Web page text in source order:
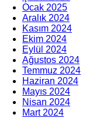
Ocak 2025
Aralık 2024
Kasım 2024
Ekim 2024
Eylül 2024
Ağustos 2024
Temmuz 2024
Haziran 2024
Mayıs 2024
Nisan 2024
Mart 2024